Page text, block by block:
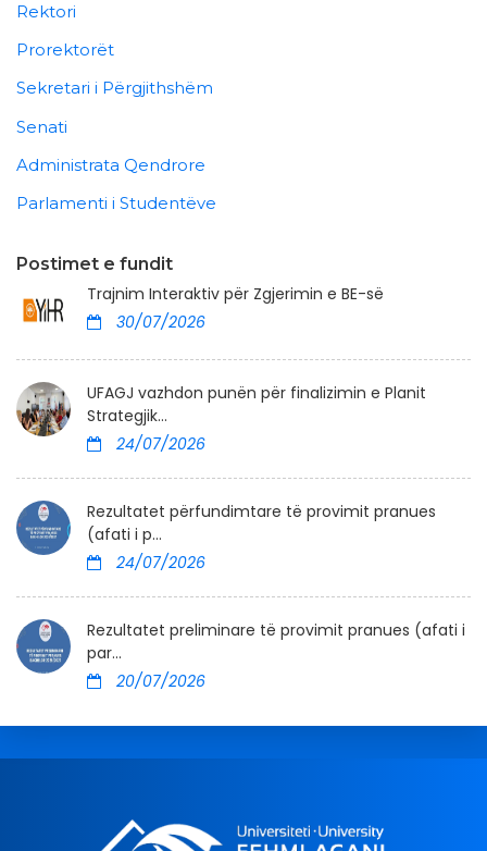
Rektori
Prorektorët
Sekretari i Përgjithshëm
Senati
Administrata Qendrore
Parlamenti i Studentëve
Postimet e fundit
Trajnim Interaktiv për Zgjerimin e BE-së
30/07/2026
UFAGJ vazhdon punën për finalizimin e Planit
Strategjik...
24/07/2026
Rezultatet përfundimtare të provimit pranues
(afati i p...
24/07/2026
Rezultatet preliminare të provimit pranues (afati i
par...
20/07/2026